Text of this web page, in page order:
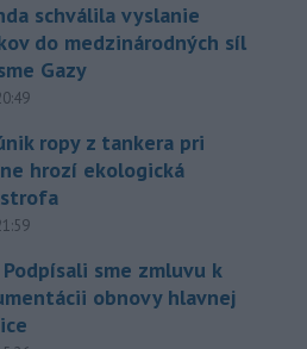
schválila vyslanie
do medzinárodných síl
Gazy
ropy z tankera pri
hrozí ekologická
Podpísali sme zmluvu k
obnovy hlavnej